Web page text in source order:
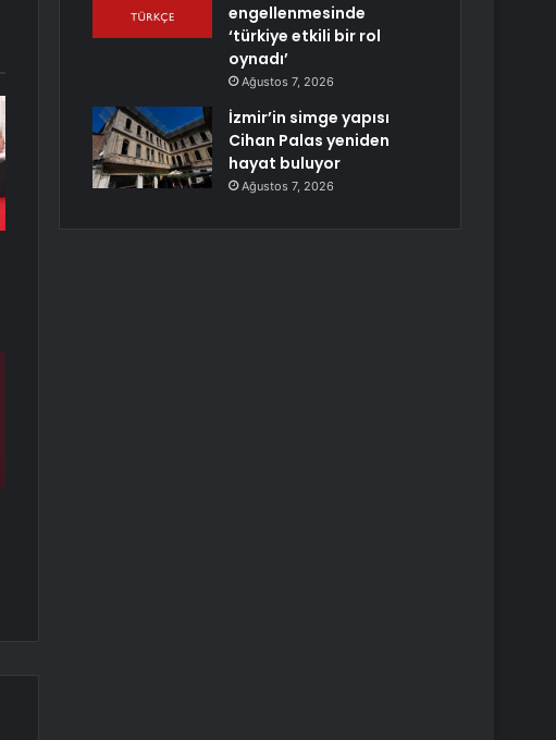
engellenmesinde
‘türkiye etkili bir rol
oynadı’
Ağustos 7, 2026
İzmir’in simge yapısı
Cihan Palas yeniden
hayat buluyor
Ağustos 7, 2026